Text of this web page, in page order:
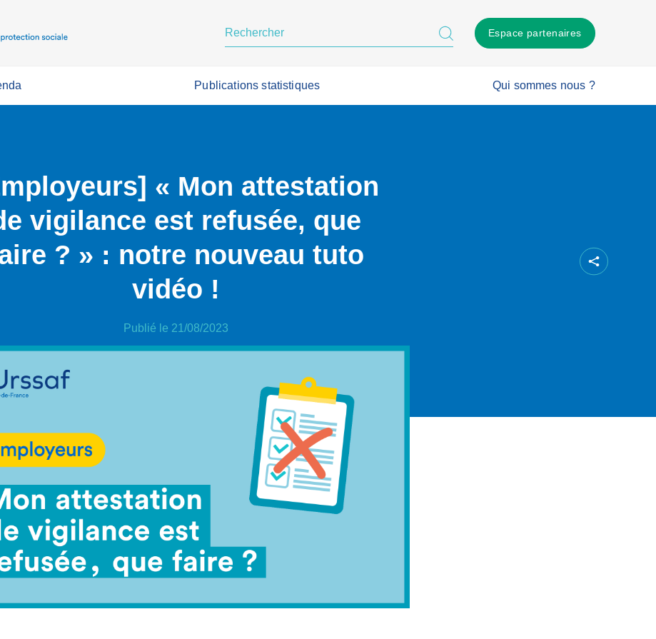
Espace partenaires
Publications statistiques Qui sommes nous ?
« Mon attestation
vigilance est refusée, que
? » : notre nouveau tuto
vidéo !
Publié le 21/08/2023